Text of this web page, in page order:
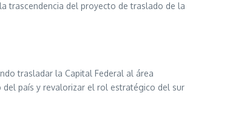
trascendencia del proyecto de traslado de la
trasladar la Capital Federal al área
del país y revalorizar el rol estratégico del sur